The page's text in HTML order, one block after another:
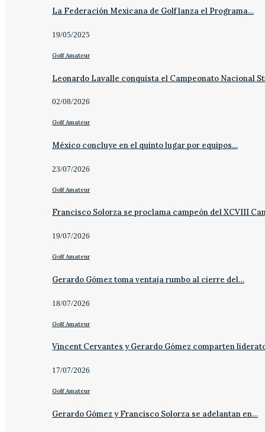
La Federación Mexicana de Golf lanza el Programa…
19/05/2025
Golf Amateur
Leonardo Lavalle conquista el Campeonato Nacional
02/08/2026
Golf Amateur
México concluye en el quinto lugar por equipos…
23/07/2026
Golf Amateur
Francisco Solorza se proclama campeón del XCVIII
19/07/2026
Golf Amateur
Gerardo Gómez toma ventaja rumbo al cierre del…
18/07/2026
Golf Amateur
Vincent Cervantes y Gerardo Gómez comparten
17/07/2026
Golf Amateur
Gerardo Gómez y Francisco Solorza se adelantan en…